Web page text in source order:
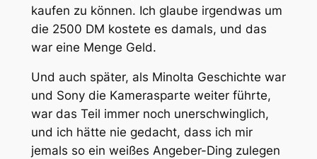
kaufen zu können. Ich glaube irgendwas um
die 2500 DM kostete es damals, und das
war eine Menge Geld.
Und auch später, als Minolta Geschichte war
und Sony die Kamerasparte weiter führte,
war das Teil immer noch unerschwinglich,
und ich hätte nie gedacht, dass ich mir
jemals so ein weißes Angeber-Ding zulegen